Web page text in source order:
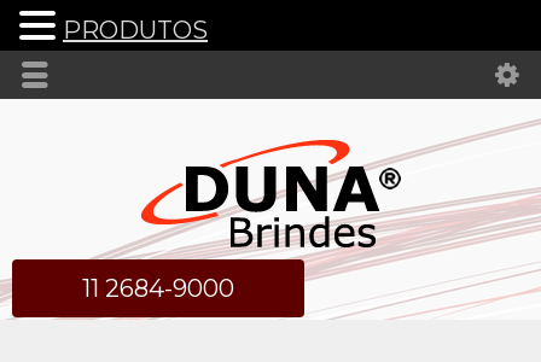
11 2684-9000
PRODUTOS